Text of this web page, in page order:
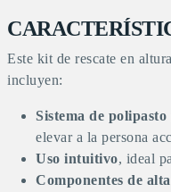
Este kit de rescate en
incluyen:
Sistema de
elevar a la persona
Uso intuitivo, ideal
Componentes de